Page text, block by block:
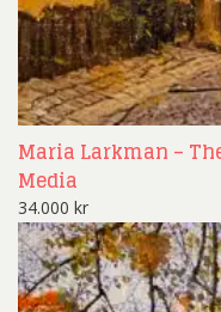
Maria Larkman –
Media
34.000 kr